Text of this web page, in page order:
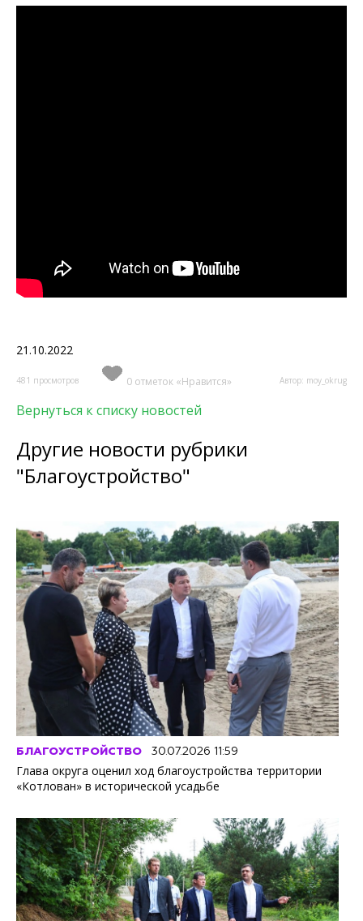
21.10.2022
481 просмотров 0 отметок «Нравится» Автор: moy_okrug
Вернуться к списку новостей
Другие новости рубрики
"Благоустройство"
БЛАГОУСТРОЙСТВО 30.07.2026 11:59
Глава округа оценил ход благоустройства территории
«Котлован» в исторической усадьбе